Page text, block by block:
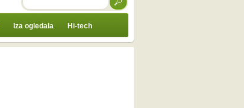
Iza ogledala Hi-tech